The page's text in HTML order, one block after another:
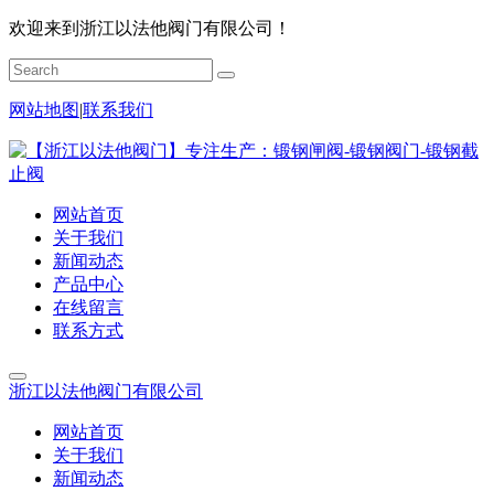
欢迎来到浙江以法他阀门有限公司！
网站地图|联系我们
网站首页
关于我们
新闻动态
产品中心
在线留言
联系方式
浙江以法他阀门有限公司
网站首页
关于我们
新闻动态